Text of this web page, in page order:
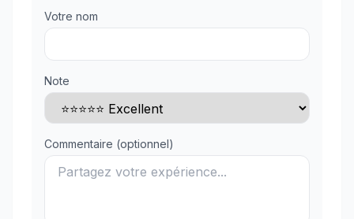
Votre nom
Note
Commentaire (optionnel)